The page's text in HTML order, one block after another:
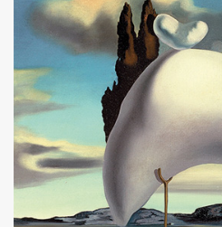
ค้นหา
SHARE TWEET